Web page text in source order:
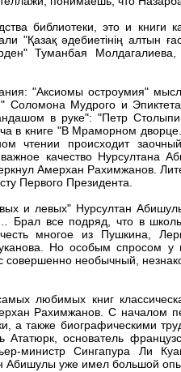
библиотеки, это и книги
"Қазақ әдебиетінің алтын
Туманбая
"Аксиомы остроумия"
Соломона Мудрого и
в руке": "Петр
в книге "В Мраморном
чтении происходит
качество Нурсултана
Амерхан Рахимжанов.
Первого Президента.
и левых" Нурсултан
Брал все подряд, что в
многое из Пушкина,
Но особым спросом у
совершенно необычный,
любимых книг
Рахимжанов. С началом
а также биографическими
Ататюрк, основатель
министр Сингапура Ли
Абишулы уже имел большой